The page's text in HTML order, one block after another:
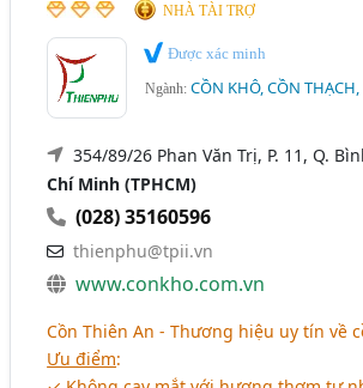
NHÀ TÀI TRỢ
Được xác minh
Ngành:CỒN KHÔ, CỒN THẠCH,
354/89/26 Phan Văn Trị, P. 11, Q.
Chí Minh (TPHCM)
(028) 35160596
thienphu@tpii.vn
www.conkho.com.vn
Cồn Thiên An - Thương hiệu uy tín về
Ưu điểm: